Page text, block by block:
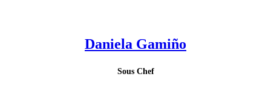
Daniela Gamiño
Sous Chef